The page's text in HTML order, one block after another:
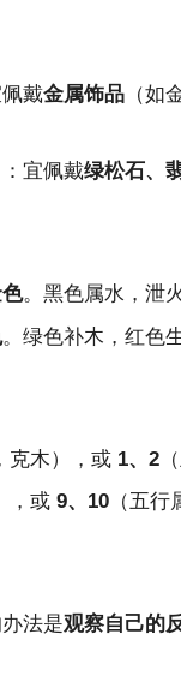
戴金属饰品 （如
：宜佩戴绿松石、
。黑色属水，泄
。绿色补木，红色
克木），或 1、2
，或 9、10 （五行
法是观察自己的